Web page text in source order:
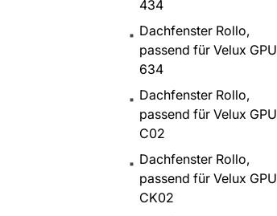
434
Dachfenster Rollo,
passend für Velux GPU
634
Dachfenster Rollo,
passend für Velux GPU
C02
Dachfenster Rollo,
passend für Velux GPU
CK02